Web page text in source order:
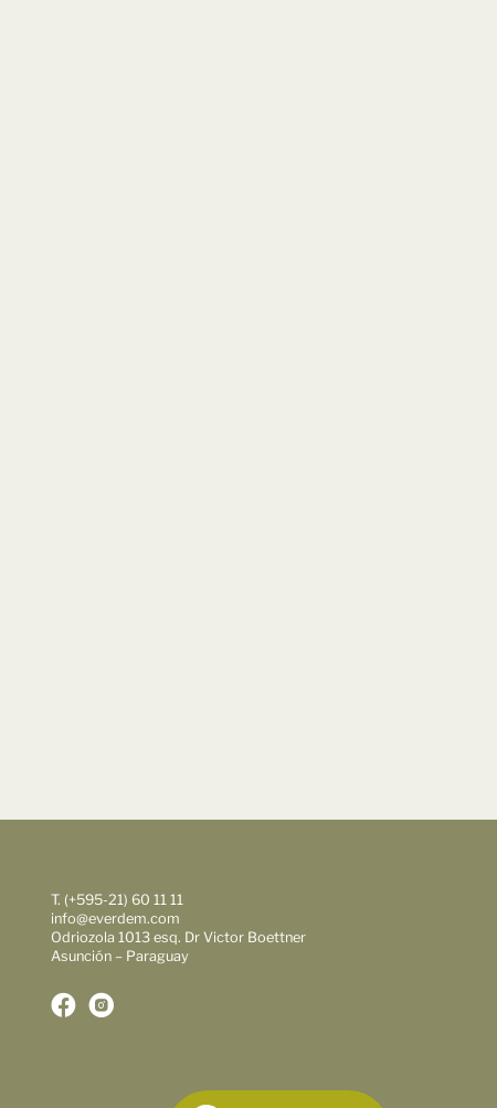
T. (+595-21) 60 11 11
info@everdem.com
Odriozola 1013 esq. Dr Victor Boettner
Asunción – Paraguay